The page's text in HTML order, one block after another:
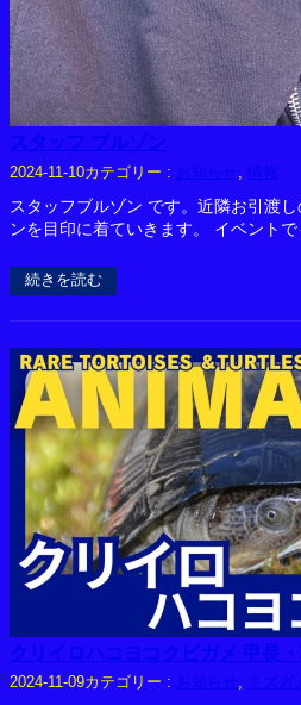
スタッフ ブルゾン
2024-11-10カテゴリー : お知らせ 情報
スタッフブルゾン です。近隣お引渡
ンを目印に着ていきます。 イベント
続きを読む
クリイロハコヨコクビガメ 甲長
2024-11-09カテゴリー : お知らせ, ミズガ